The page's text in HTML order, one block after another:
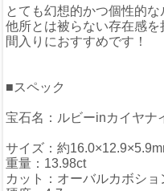
とても幻想的かつ個性的な
他所とは被らない存在感
間入りにおすすめです！
■スペック
宝石名：ルビーinカイヤナ
サイズ：約
重量：13.98ct
カット：オーバルカボショ